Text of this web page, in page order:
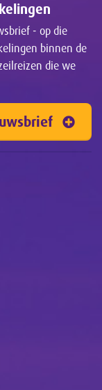
- op die
binnen de
die we